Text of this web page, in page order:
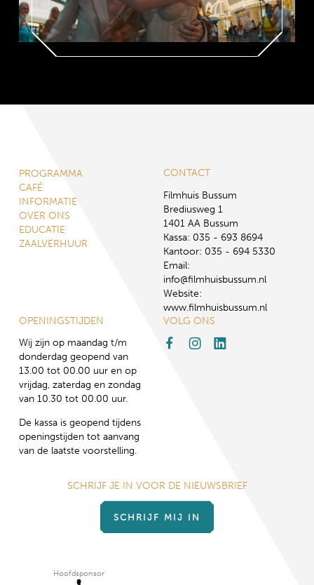
PROGRAMMA
CAFÉ
INFORMATIE
OVER ONS
EDUCATIE
ZAALVERHUUR
CONTACT
Filmhuis Bussum
Brediusweg 1
1401 AA Bussum
Kassa: 035 - 693 8694
Kantoor: 035 - 694 5330
Email:
info@filmhuisbussum.nl
Website:
www.filmhuisbussum.nl
OPENINGSTIJDEN
Wij zijn op maandag t/m
donderdag geopend van
13.00 tot 00.00 uur en op
vrijdag, zaterdag en zondag
van 10.30 tot 00.00 uur.
De kassa is geopend tijdens
openingstijden tot aanvang
van de laatste voorstelling.
VOLG ONS
SCHRIJF JE IN VOOR DE NIEUWSBRIEF
SCHRIJF MIJ IN
Hoofdsponsor